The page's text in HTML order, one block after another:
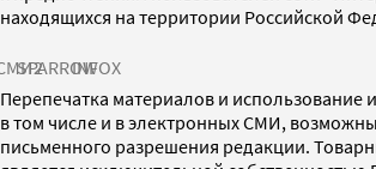
находящихся на территории Российской
SPARROWINFOX
Перепечатка материалов и использование
в том числе и в электронных СМИ,
письменного разрешения редакции.